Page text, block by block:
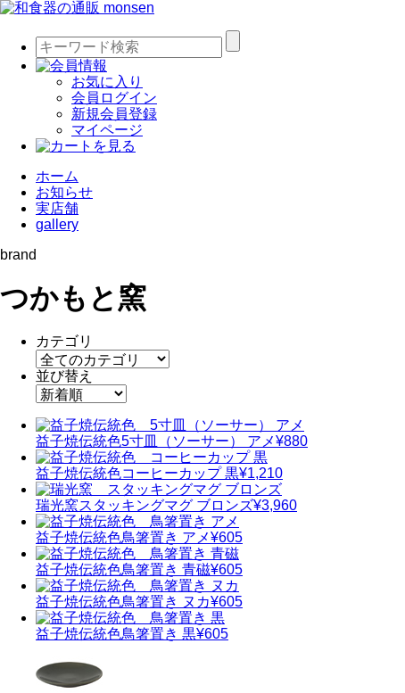
お気に入り
会員ログイン
新規会員登録
マイページ
ホーム
お知らせ
実店舗
gallery
brand
つかもと窯
カテゴリ
並び替え
益子焼伝統色5寸皿（ソーサー） アメ¥880
益子焼伝統色コーヒーカップ 黒¥1,210
瑞光窯スタッキングマグ ブロンズ¥3,960
益子焼伝統色鳥箸置き アメ¥605
益子焼伝統色鳥箸置き 青磁¥605
益子焼伝統色鳥箸置き ヌカ¥605
益子焼伝統色鳥箸置き 黒¥605